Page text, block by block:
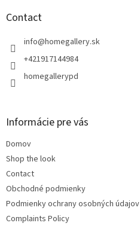
Contact
info@homegallery.sk
+421917144984
homegallerypd
Informácie pre vás
Domov
Shop the look
Contact
Obchodné podmienky
Podmienky ochrany osobných údajov
Complaints Policy